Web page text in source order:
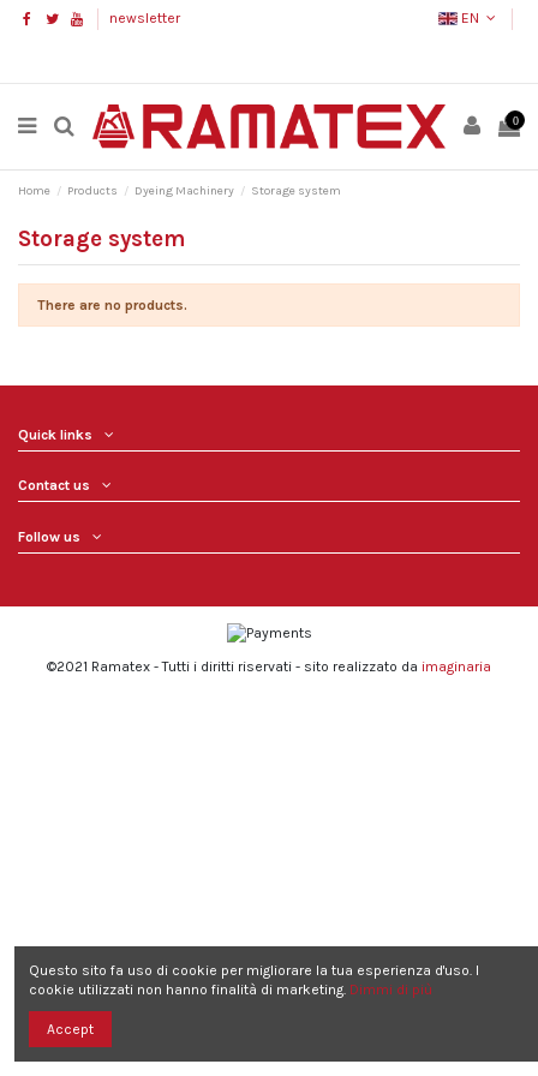
newsletter EN
0
Home Products Dyeing Machinery Storage system
Storage system
There are no products.
Quick links
Contact us
Follow us
©2021 Ramatex - Tutti i diritti riservati - sito realizzato da imaginaria
Questo sito fa uso di cookie per migliorare la tua esperienza d'uso. I
cookie utilizzati non hanno finalità di marketing. Dimmi di più
Accept